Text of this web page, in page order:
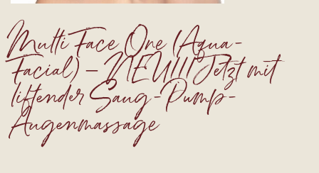
Multi Face One (Aqua-
Facial) – NEU!!! Jetzt mit
liftender Saug-Pump-
Augenmassage